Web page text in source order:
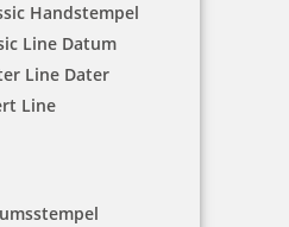
Handstempel
Line Datum
Line Dater
Line
€